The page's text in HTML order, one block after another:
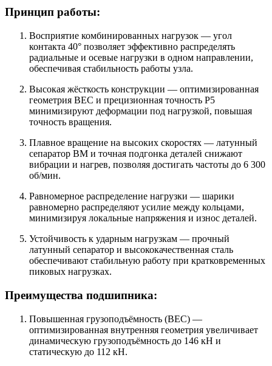
Принцип работы:
Восприятие комбинированных нагрузок — угол
контакта 40° позволяет эффективно распределять
радиальные и осевые нагрузки в одном направлении,
обеспечивая стабильность работы узла.
Высокая жёсткость конструкции — оптимизированная
геометрия BEC и прецизионная точность P5
минимизируют деформации под нагрузкой, повышая
точность вращения.
Плавное вращение на высоких скоростях — латунный
сепаратор BM и точная подгонка деталей снижают
вибрации и нагрев, позволяя достигать частоты до 6 300
об/мин.
Равномерное распределение нагрузки — шарики
равномерно распределяют усилие между кольцами,
минимизируя локальные напряжения и износ деталей.
Устойчивость к ударным нагрузкам — прочный
латунный сепаратор и высококачественная сталь
обеспечивают стабильную работу при кратковременных
пиковых нагрузках.
Преимущества подшипника:
Повышенная грузоподъёмность (BEC) —
оптимизированная внутренняя геометрия увеличивает
динамическую грузоподъёмность до 146 кН и
статическую до 112 кН.